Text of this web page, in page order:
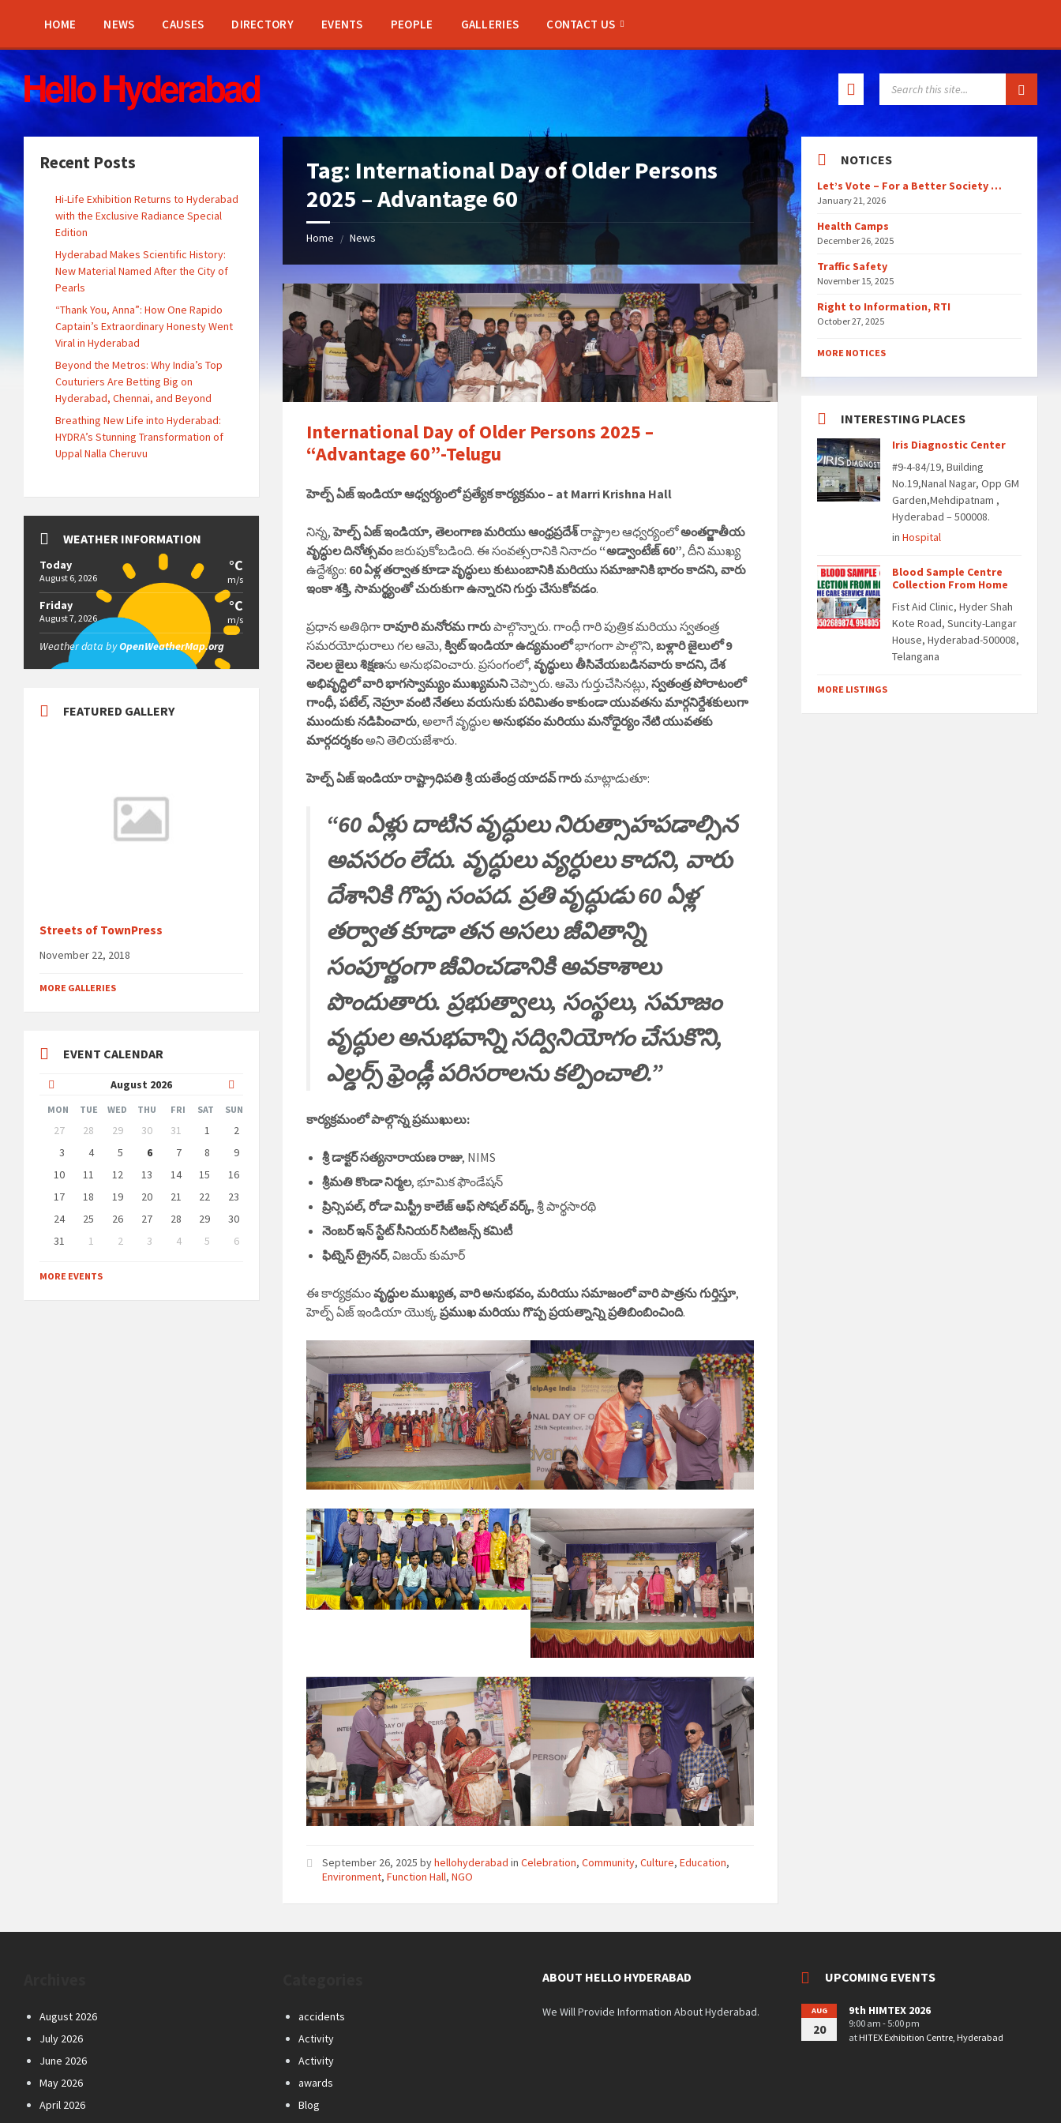
sidebar
sidebar
HOME NEWS CAUSES DIRECTORY EVENTS PEOPLE GALLERIES CONTACT US
Tag: International Day of Older Persons
2025 – Advantage 60
Home / News
International Day of Older Persons 2025 –
“Advantage 60”-Telugu
హెల్ప్ ఏజ్ ఇండియా ఆధ్వర్యంలో ప్రత్యేక కార్యక్రమం – at Marri Krishna Hall
నిన్న,హెల్ప్ ఏజ్ ఇండియా, తెలంగాణ మరియు ఆంధ్రప్రదేశ్రాష్ట్రాల ఆధ్వర్యంలోఅంతర్జాతీయ
వృద్ధుల దినోత్సవంజరుపుకోబడింది. ఈ సంవత్సరానికి నినాదం “అడ్వాంటేజ్ 60”, దీని ముఖ్య
ఉద్దేశ్యం: 60 ఏళ్ల తర్వాత కూడా వృద్ధులు కుటుంబానికి మరియు సమాజానికి భారం కాదని, వారు
ఇంకా శక్తి, సామర్థ్యంతో చురుకుగా ఉన్నారని గుర్తు చేసుకోవడం.
ప్రధాన అతిథిగారావూరి మనోరమ గారుపాల్గొన్నారు. గాంధీ గారి పుత్రిక మరియు స్వతంత్ర
సమరయోధురాలు గల ఆమె,క్విట్ ఇండియా ఉద్యమంలోభాగంగా పాల్గొని,బళ్లారి జైలులో 9
నెలల జైలు శిక్షణను అనుభవించారు. ప్రసంగంలో,వృద్ధులు తీసివేయబడినవారు కాదని, దేశ
అభివృద్ధిలో వారి భాగస్వామ్యం ముఖ్యమనిచెప్పారు. ఆమె గుర్తుచేసినట్లు,స్వతంత్ర పోరాటంలో
గాంధీ, పటేల్, నెహ్రూ వంటి నేతలు వయసుకు పరిమితం కాకుండా యువతను మార్గనిర్దేశకులుగా
ముందుకు నడిపించారు, అలాగే వృద్ధులఅనుభవం మరియు మనోధైర్యం నేటి యువతకు
మార్గదర్శకంఅని తెలియజేశారు.
హెల్ప్ ఏజ్ ఇండియా రాష్ట్రాధిపతి శ్రీ యతేంద్ర యాదవ్ గారుమాట్లాడుతూ:
“60 ఏళ్లు దాటిన వృద్ధులు నిరుత్సాహపడాల్సిన
అవసరం లేదు. వృద్ధులు వ్యర్ధులు కాదని, వారు
దేశానికి గొప్ప సంపద. ప్రతి వృద్ధుడు 60 ఏళ్ల
తర్వాత కూడా తన అసలు జీవితాన్ని
సంపూర్ణంగా జీవించడానికి అవకాశాలు
పొందుతారు. ప్రభుత్వాలు, సంస్థలు, సమాజం
వృద్ధుల అనుభవాన్ని సద్వినియోగం చేసుకొని,
ఎల్డర్స్ ఫ్రెండ్లీ పరిసరాలను కల్పించాలి.”
కార్యక్రమంలో పాల్గొన్న ప్రముఖులు:
శ్రీ డాక్టర్ సత్యనారాయణ రాజు, NIMS
శ్రీమతి కొండా నిర్మల, భూమిక ఫౌండేషన్
ప్రిన్సిపల్, రోడా మిస్ట్రీ కాలేజ్ ఆఫ్ సోషల్ వర్క్, శ్రీ పార్థసారథి
నెంబర్ ఇన్ స్టేట్ సీనియర్ సిటిజన్స్ కమిటీ
ఫిట్నెస్ ట్రైనర్, విజయ్ కుమార్
ఈ కార్యక్రమంవృద్ధుల ముఖ్యత, వారి అనుభవం, మరియు సమాజంలో వారి పాత్రను గుర్తిస్తూ,
హెల్ప్ ఏజ్ ఇండియా యొక్కప్రముఖ మరియు గొప్ప ప్రయత్నాన్ని ప్రతిబింబించింది.
September 26, 2025byhellohyderabad inCelebration,Community,Culture,Education,
Environment,Function Hall,NGO
Recent Posts
Hi-Life Exhibition Returns to Hyderabad
with the Exclusive Radiance Special
Edition
Hyderabad Makes Scientific History:
New Material Named After the City of
Pearls
“Thank You, Anna”: How One Rapido
Captain’s Extraordinary Honesty Went
Viral in Hyderabad
Beyond the Metros: Why India’s Top
Couturiers Are Betting Big on
Hyderabad, Chennai, and Beyond
Breathing New Life into Hyderabad:
HYDRA’s Stunning Transformation of
Uppal Nalla Cheruvu
WEATHER INFORMATION
Today
August 6, 2026
°C
m/s
Friday
August 7, 2026
°C
m/s
Weather data byOpenWeatherMap.org
FEATURED GALLERY
Streets of TownPress
November 22, 2018
MORE GALLERIES
EVENT CALENDAR
August 2026
Month
Month
MON TUE WED THU FRI SAT SUN
Skip
calendar
days
27 28 29 30 31 1
2
3
4 5 6 7 8
9
10
11 12 13 14 15
16
17
18 19 20 21 22
23
24
25 26 27 28 29
30
31
1 2 3 4 5
6
to
calendar
MORE EVENTS
NOTICES
Let’s Vote – For a Better Society …
January 21, 2026
Health Camps
December 26, 2025
Traffic Safety
November 15, 2025
Right to Information, RTI
October 27, 2025
MORE NOTICES
INTERESTING PLACES
Iris Diagnostic Center
#9-4-84/19, Building
No.19,Nanal Nagar, Opp GM
Garden,Mehdipatnam ,
Hyderabad – 500008.
inHospital
Blood Sample Centre
Collection From Home
Fist Aid Clinic, Hyder Shah
Kote Road, Suncity-Langar
House, Hyderabad-500008,
Telangana
MORE LISTINGS
August 2026
July 2026
June 2026
May 2026
April 2026
accidents
Activity
Activity
awards
Blog
ABOUT HELLO HYDERABAD
We Will Provide Information About Hyderabad.
UPCOMING EVENTS
AUG
20
9th HIMTEX 2026
9:00 am - 5:00 pm
at HITEX Exhibition Centre, Hyderabad